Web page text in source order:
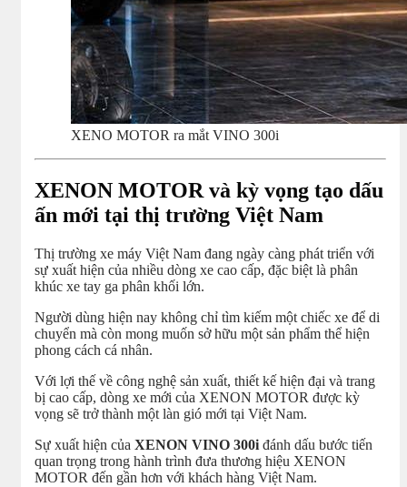
XENO MOTOR ra mắt VINO 300i
XENON MOTOR và kỳ vọng tạo dấu
ấn mới tại thị trường Việt Nam
Thị trường xe máy Việt Nam đang ngày càng phát triển với
sự xuất hiện của nhiều dòng xe cao cấp, đặc biệt là phân
khúc xe tay ga phân khối lớn.
Người dùng hiện nay không chỉ tìm kiếm một chiếc xe để di
chuyển mà còn mong muốn sở hữu một sản phẩm thể hiện
phong cách cá nhân.
Với lợi thế về công nghệ sản xuất, thiết kế hiện đại và trang
bị cao cấp, dòng xe mới của XENON MOTOR được kỳ
vọng sẽ trở thành một làn gió mới tại Việt Nam.
Sự xuất hiện của XENON VINO 300i đánh dấu bước tiến
quan trọng trong hành trình đưa thương hiệu XENON
MOTOR đến gần hơn với khách hàng Việt Nam.